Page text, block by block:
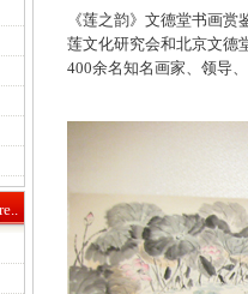
《莲之韵》文德堂书画
莲文化研究会和北京文德
400余名知名画家、领导